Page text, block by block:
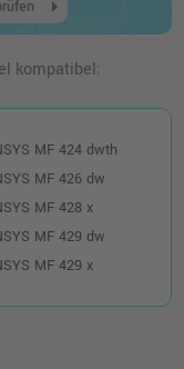
shopping_cart
arrow_right
kompatibel:
MF 424 dwth
MF 426 dw
MF 428 x
MF 429 dw
MF 429 x